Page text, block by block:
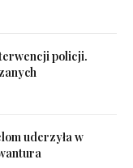
policji.
uderzyła w